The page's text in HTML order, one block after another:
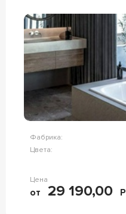
Фабрика:
Цвета:
Цена
от 29 190,00 Р